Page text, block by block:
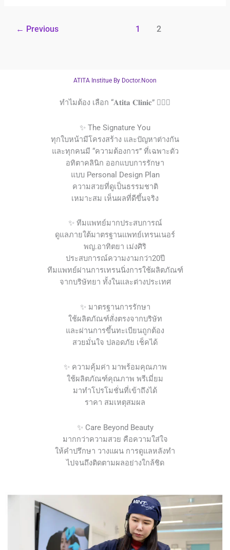
← Previous 1 2
ATITA Institue By Doctor.Noon
ทำไมต้อง เลือก “𝐀𝐭𝐢𝐭𝐚 𝐂𝐥𝐢𝐧𝐢𝐜” 👩🏻‍⚕️
✨ The Signature You
ทุกใบหน้ามีโครงสร้าง และปัญหาต่างกัน
และทุกคนมี “ความต้องการ” ที่เฉพาะตัว
อทิตาคลินิก ออกแบบการรักษา
แบบ Personal Design Plan
ความสวยที่ดูเป็นธรรมชาติ
เหมาะสม เห็นผลที่ดีขึ้นจริง
✨ ทีมแพทย์มากประสบการณ์
ดูแลภายใต้มาตรฐานแพทย์เทรนเนอร์
พญ.อาทิตยา เม่งศิริ
ประสบการณ์ความงามกว่า20ปี
ทีมแพทย์ผ่านการเทรนนิ่งการใช้ผลิตภัณฑ์
จากบริษัทยา ทั้งในและต่างประเทศ
✨ มาตรฐานการรักษา
ใช้ผลิตภัณฑ์สั่งตรงจากบริษัท
และผ่านการขึ้นทะเบียนถูกต้อง
สวยมั่นใจ ปลอดภัย เช็คได้
✨ ความคุ้มค่า มาพร้อมคุณภาพ
ใช้ผลิตภัณฑ์คุณภาพ พรีเมี่ยม
มาทำโปรโมชั่นที่เข้าถึงได้
ราคา สมเหตุสมผล
✨ Care Beyond Beauty
มากกว่าความสวย คือความใส่ใจ
ให้คำปรึกษา วางแผน การดูแลหลังทำ
ไปจนถึงติดตามผลอย่างใกล้ชิด